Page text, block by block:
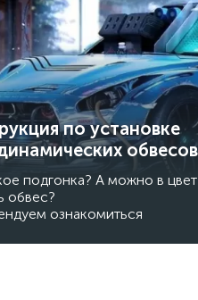
по установке
обвесов
подгонка? А можно в
обвес?
ознакомиться